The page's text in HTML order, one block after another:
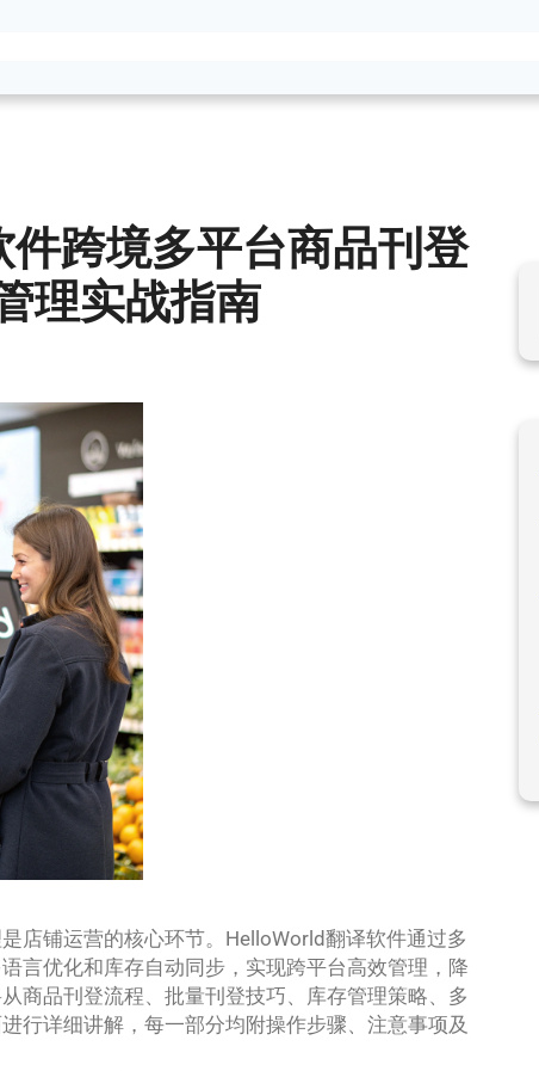
跨境多平台商品刊登
理实战指南
店铺运营的核心环节。HelloWorld翻译软件通过多
言优化和库存自动同步，实现跨平台高效管理，降
商品刊登流程、批量刊登技巧、库存管理策略、多
行详细讲解，每一部分均附操作步骤、注意事项及